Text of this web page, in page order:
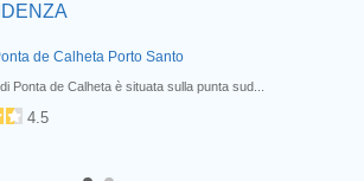
de Calheta Porto Santo
Ponta de Calheta è situata sulla punta sud...
4.5